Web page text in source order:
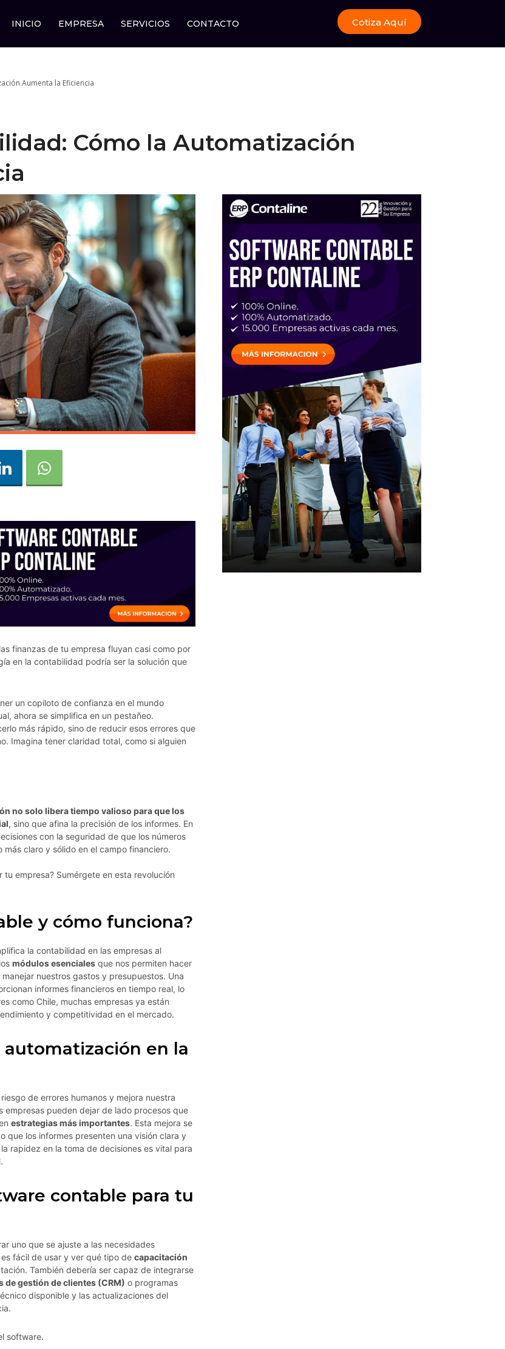
INICIO EMPRESA SERVICIOS CONTACTO Cotiza Aquí
Aumenta la Eficiencia
Cómo la Automatización
finanzas de tu empresa fluyan casi como por
en la contabilidad podría ser la solución que
un copiloto de confianza en el mundo
ahora se simplifica en un pestañeo.
más rápido, sino de reducir esos errores que
Imagina tener claridad total, como si alguien
no solo libera tiempo valioso para que los
, sino que afina la precisión de los informes. En
con la seguridad de que los números
claro y sólido en el campo financiero.
tu empresa? Sumérgete en esta revolución
y cómo funciona?
la contabilidad en las empresas al
módulos esenciales que nos permiten hacer
manejar nuestros gastos y presupuestos. Una
informes financieros en tiempo real, lo
como Chile, muchas empresas ya están
y competitividad en el mercado.
en la
de errores humanos y mejora nuestra
empresas pueden dejar de lado procesos que
estrategias más importantes. Esta mejora se
que los informes presenten una visión clara y
rapidez en la toma de decisiones es vital para
contable para tu
uno que se ajuste a las necesidades
fácil de usar y ver qué tipo de capacitación
También debería ser capaz de integrarse
de gestión de clientes (CRM) o programas
disponible y las actualizaciones del
software.